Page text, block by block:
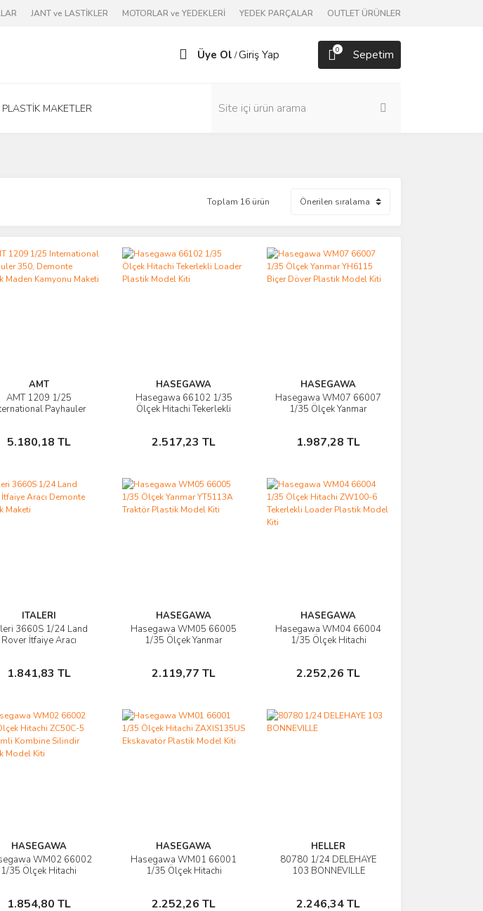
JANT ve LASTİKLER MOTORLAR ve YEDEKLERİ YEDEK PARÇALAR OUTLET ÜRÜNLER
Üye Ol /Giriş Yap 0 Sepetim
PLASTİK MAKETLER
Toplam 16 ürün
AMT
AMT 1209 1/25
Payhauler
5.180,18 TL
Ürünü İncele
Sepete Ekle
HASEGAWA
Hasegawa 66102 1/35
Ölçek Hitachi Tekerlekli
2.517,23 TL
Ürünü İncele
Sepete Ekle
HASEGAWA
Hasegawa WM07 66007
1/35 Ölçek Yanmar
1.987,28 TL
Ürünü İncele
Sepete Ekle
ITALERI
3660S 1/24 Land
Rover İtfaiye Aracı
1.841,83 TL
Ürünü İncele
Sepete Ekle
HASEGAWA
Hasegawa WM05 66005
1/35 Ölçek Yanmar
2.119,77 TL
Ürünü İncele
Sepete Ekle
HASEGAWA
Hasegawa WM04 66004
1/35 Ölçek Hitachi
2.252,26 TL
Ürünü İncele
Sepete Ekle
HASEGAWA
WM02 66002
1/35 Ölçek Hitachi
Model Kiti
1.854,80 TL
Ürünü İncele
Sepete Ekle
HASEGAWA
Hasegawa WM01 66001
1/35 Ölçek Hitachi
2.252,26 TL
Ürünü İncele
Sepete Ekle
HELLER
80780 1/24 DELEHAYE
103 BONNEVILLE
2.246,34 TL
Ürünü İncele
Sepete Ekle